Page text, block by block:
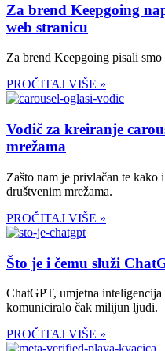
Za brend Keepgoing
web stranicu
Za brend Keepgoing pisali smo
PROČITAJ VIŠE »
Vodič za kreiranje
mrežama
Zašto nam je privlačan te kako
društvenim mrežama.
PROČITAJ VIŠE »
Što je i čemu služi
ChatGPT, umjetna
komuniciralo čak milijun ljudi.
PROČITAJ VIŠE »